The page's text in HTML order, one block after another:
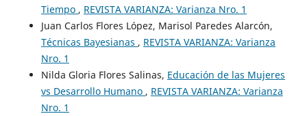
Tiempo , REVISTA VARIANZA: Varianza Nro. 1
Juan Carlos Flores López, Marisol Paredes Alarcón,
Técnicas Bayesianas , REVISTA VARIANZA: Varianza
Nro. 1
Nilda Gloria Flores Salinas, Educación de las Mujeres
vs Desarrollo Humano , REVISTA VARIANZA: Varianza
Nro. 1